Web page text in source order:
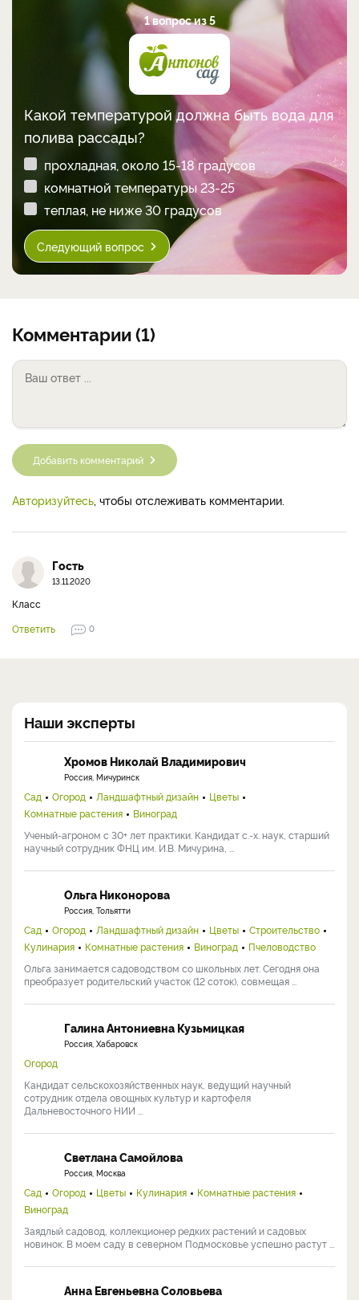
1 вопрос из 5
Какой температурой должна быть вода для
полива рассады?
прохладная, около 15-18 градусов
комнатной температуры 23-25
теплая, не ниже 30 градусов
Следующий вопрос
Комментарии (1)
Добавить комментарий
Авторизуйтесь, чтобы отслеживать комментарии.
Гость
13.11.2020
Класс
Ответить
0
Наши эксперты
Хромов Николай Владимирович
Россия, Мичуринск
Сад Огород Ландшафтный дизайн
Цветы
Комнатные растения
Виноград
Ученый-агроном с 30+ лет практики. Кандидат с.-х. наук, старший
научный сотрудник ФНЦ им. И.В. Мичурина, ...
Ольга Никонорова
Россия, Тольятти
Сад Огород Ландшафтный дизайн Цветы
Строительство
Кулинария
Комнатные растения Виноград
Пчеловодство
Ольга занимается садоводством со школьных лет. Сегодня она
преобразует родительский участок (12 соток), совмещая ...
Галина Антониевна Кузьмицкая
Россия, Хабаровск
Огород
Кандидат сельскохозяйственных наук, ведущий научный
сотрудник отдела овощных культур и картофеля
Дальневосточного НИИ ...
Светлана Самойлова
Россия, Москва
Сад Огород Цветы Кулинария
Комнатные растения
Виноград
Заядлый садовод, коллекционер редких растений и садовых
новинок. В моем саду в северном Подмосковье успешно растут ...
Анна Евгеньевна Соловьева